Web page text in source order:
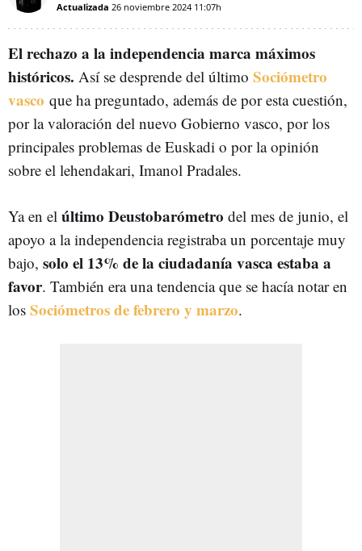
Actualizada 26 noviembre 2024 11:07h
El rechazo a la independencia marca máximos
históricos. Así se desprende del último Sociómetro
vasco que ha preguntado, además de por esta cuestión,
por la valoración del nuevo Gobierno vasco, por los
principales problemas de Euskadi o por la opinión
sobre el lehendakari, Imanol Pradales.
Ya en el último Deustobarómetro del mes de junio, el
apoyo a la independencia registraba un porcentaje muy
bajo, solo el 13% de la ciudadanía vasca estaba a
favor. También era una tendencia que se hacía notar en
los Sociómetros de febrero y marzo.